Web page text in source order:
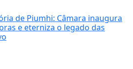
de Piumhi: Câmara inaugura
e eterniza o legado das